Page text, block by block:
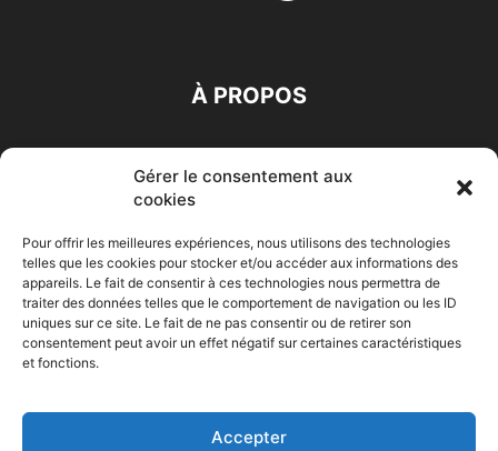
Gérer le consentement aux
cookies
Pour offrir les meilleures expériences, nous utilisons des technologies
telles que les cookies pour stocker et/ou accéder aux informations des
appareils. Le fait de consentir à ces technologies nous permettra de
traiter des données telles que le comportement de navigation ou les ID
uniques sur ce site. Le fait de ne pas consentir ou de retirer son
consentement peut avoir un effet négatif sur certaines caractéristiques
et fonctions.
Accepter
À PROPOS
Accueil Economie Entreprises Entrepreneur
Maghreb